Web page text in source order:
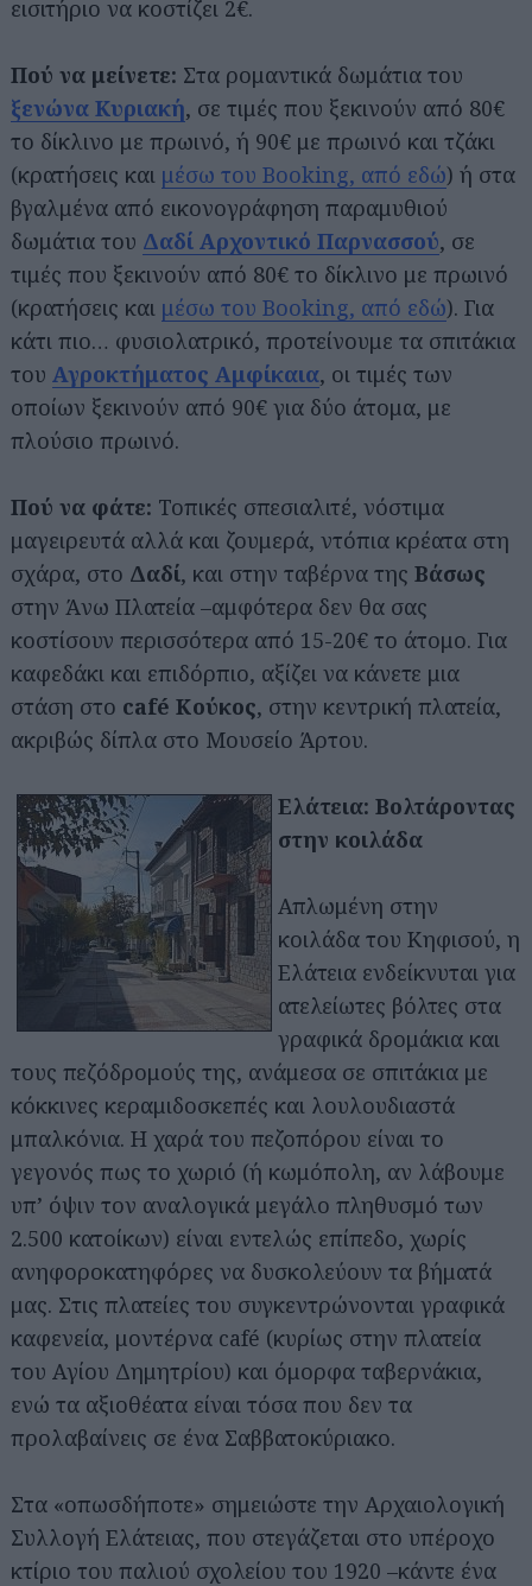
εισιτήριο να κοστίζει 2€.
Πού να μείνετε: Στα ρομαντικά δωμάτια του
ξενώνα Κυριακή, σε τιμές που ξεκινούν από 80€
το δίκλινο με πρωινό, ή 90€ με πρωινό και τζάκι
(κρατήσεις και μέσω του Booking, από εδώ) ή στα
βγαλμένα από εικονογράφηση παραμυθιού
δωμάτια του Δαδί Αρχοντικό Παρνασσού, σε
τιμές που ξεκινούν από 80€ το δίκλινο με πρωινό
(κρατήσεις και μέσω του Booking, από εδώ). Για
κάτι πιο… φυσιολατρικό, προτείνουμε τα σπιτάκια
του Αγροκτήματος Αμφίκαια, οι τιμές των
οποίων ξεκινούν από 90€ για δύο άτομα, με
πλούσιο πρωινό.
Πού να φάτε: Τοπικές σπεσιαλιτέ, νόστιμα
μαγειρευτά αλλά και ζουμερά, ντόπια κρέατα στη
σχάρα, στο Δαδί, και στην ταβέρνα της Βάσως
στην Άνω Πλατεία –αμφότερα δεν θα σας
κοστίσουν περισσότερα από 15-20€ το άτομο. Για
καφεδάκι και επιδόρπιο, αξίζει να κάνετε μια
στάση στο café Κούκος, στην κεντρική πλατεία,
ακριβώς δίπλα στο Μουσείο Άρτου.
Ελάτεια: Βολτάροντας
στην κοιλάδα
Απλωμένη στην
κοιλάδα του Κηφισού, η
Ελάτεια ενδείκνυται για
ατελείωτες βόλτες στα
γραφικά δρομάκια και
τους πεζόδρομούς της, ανάμεσα σε σπιτάκια με
κόκκινες κεραμιδοσκεπές και λουλουδιαστά
μπαλκόνια. Η χαρά του πεζοπόρου είναι το
γεγονός πως το χωριό (ή κωμόπολη, αν λάβουμε
υπ’ όψιν τον αναλογικά μεγάλο πληθυσμό των
2.500 κατοίκων) είναι εντελώς επίπεδο, χωρίς
ανηφοροκατηφόρες να δυσκολεύουν τα βήματά
μας. Στις πλατείες του συγκεντρώνονται γραφικά
καφενεία, μοντέρνα café (κυρίως στην πλατεία
του Αγίου Δημητρίου) και όμορφα ταβερνάκια,
ενώ τα αξιοθέατα είναι τόσα που δεν τα
προλαβαίνεις σε ένα Σαββατοκύριακο.
Στα «οπωσδήποτε» σημειώστε την Αρχαιολογική
Συλλογή Ελάτειας, που στεγάζεται στο υπέροχο
κτίριο του παλιού σχολείου του 1920 –κάντε ένα